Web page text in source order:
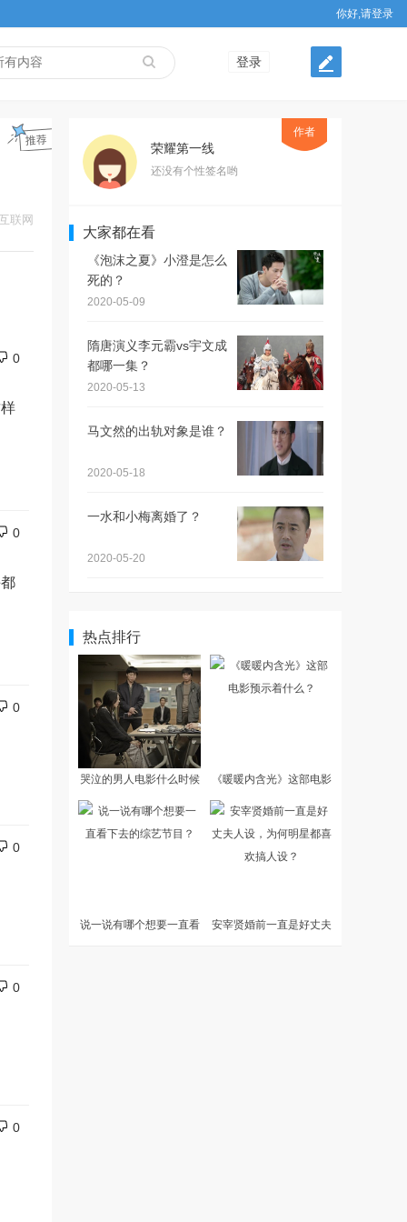
你好,请登录
登录
联网
0
0
0
0
0
0
荣耀第一线
还没有个性签名哟
作者
大家都在看
《泡沫之夏》小澄是怎么
死的？
2020-05-09
隋唐演义李元霸vs宇文成
都哪一集？
2020-05-13
马文然的出轨对象是谁？
2020-05-18
一水和小梅离婚了？
2020-05-20
热点排行
哭泣的男人电影什么时候
《暖暖内含光》这部电影
说一说有哪个想要一直看
安宰贤婚前一直是好丈夫